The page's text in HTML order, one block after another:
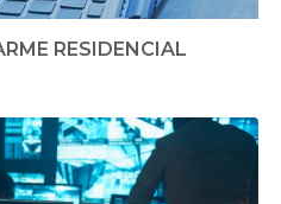
RESIDENCIAL